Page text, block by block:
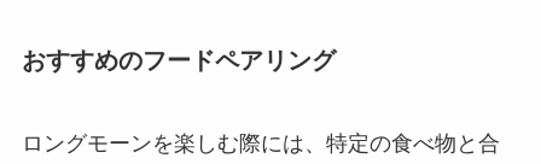
おすすめのフードペアリング
ロングモーンを楽しむ際には、特定の食べ物と合